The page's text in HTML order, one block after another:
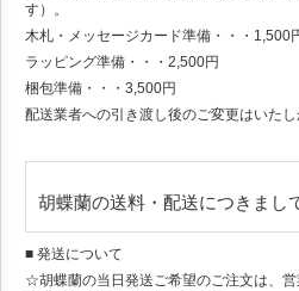
す）。
木札・メッセージカード準備・・・1,500
ラッピング準備・・・2,500円
梱包準備・・・3,500円
配送業者への引き渡し後のご変更はいたし
胡蝶蘭の送料・配送につきまし
■ 発送について
☆胡蝶蘭の当日発送ご希望のご注文は、